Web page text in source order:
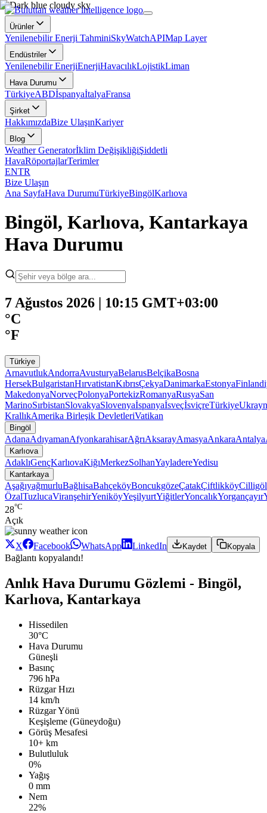
Ürünler
Yenilenebilir Enerji TahminiSkyWatchAPIMap Layer
Endüstriler
Yenilenebilir EnerjiEnerjiHavacılıkLojistikLiman
Hava Durumu
TürkiyeABDİspanyaİtalyaFransa
Şirket
HakkımızdaBize UlaşınKariyer
Blog
Weather Generatorİklim DeğişikliğiŞiddetli
HavaRöportajlarTerimler
ENTR
Bize Ulaşın
Ana SayfaHava DurumuTürkiyeBingölKarlıova
Bingöl, Karlıova, Kantarkaya
Hava Durumu
7 Ağustos 2026 | 10:15 GMT+03:00
°C
°F
Türkiye
ArnavutlukAndorraAvusturyaBelarusBelçikaBosna
HersekBulgaristanHırvatistanKıbrısÇekyaDanimarkaEstonya
MakedonyaNorveçPolonyaPortekizRomanyaRusyaSan
MarinoSırbistanSlovakyaSlovenyaİspanyaİsveçİsviçreTürkiye
KrallıkAmerika Birleşik DevletleriVatikan
Bingöl
AdanaAdıyamanAfyonkarahisarAğrıAksarayAmasyaAnkaraAntalya
Karlıova
AdaklıGençKarlıovaKiğıMerkezSolhanYayladereYedisu
Kantarkaya
AşağıyağmurluBağlıisaBahçeköyBoncukgözeÇatakÇiftlikköyCilligöl
ÖzalTuzlucaViranşehirYeniköyYeşilyurtYiğitlerYoncalıkYorgançayır
28°C
Açık
X Facebook WhatsApp LinkedIn Kaydet Kopyala
Bağlantı kopyalandı!
Anlık Hava Durumu Gözlemi - Bingöl,
Karlıova, Kantarkaya
Hissedilen
30°C
Hava Durumu
Güneşli
Basınç
796 hPa
Rüzgar Hızı
14 km/h
Rüzgar Yönü
Keşişleme (Güneydoğu)
Görüş Mesafesi
10+ km
Bulutluluk
0%
Yağış
0 mm
Nem
22%